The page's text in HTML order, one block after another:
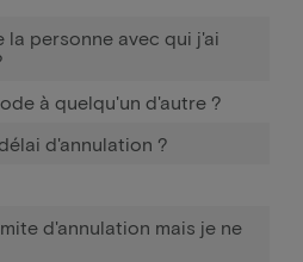
la personne avec qui j'ai
à quelqu'un d'autre ?
d'annulation ?
d'annulation mais je ne